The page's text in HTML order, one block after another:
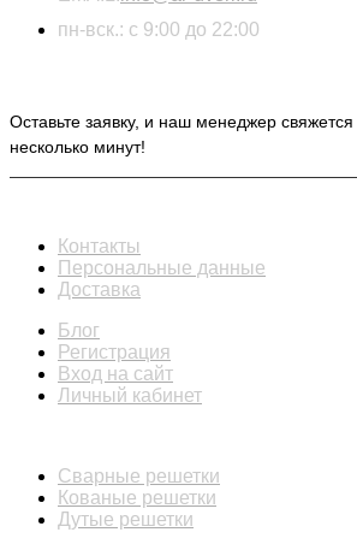
пн-вск.: с 9:00 до 22:00
Оставьте заявку, и наш менеджер
несколько минут!
Контакты
Персональные данные
Доставка
Блог
Регистрация
Вход на сайт
Личный кабинет
Сварные решетки
Кованые решетки
Дутые решетки